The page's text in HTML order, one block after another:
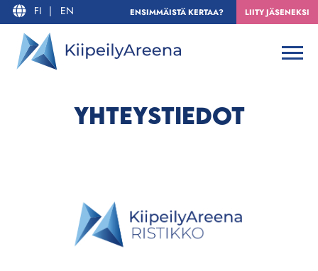
FI | EN ENSIMMÄISTÄ KERTAA? LIITY JÄSENEKSI
YHTEYSTIEDOT